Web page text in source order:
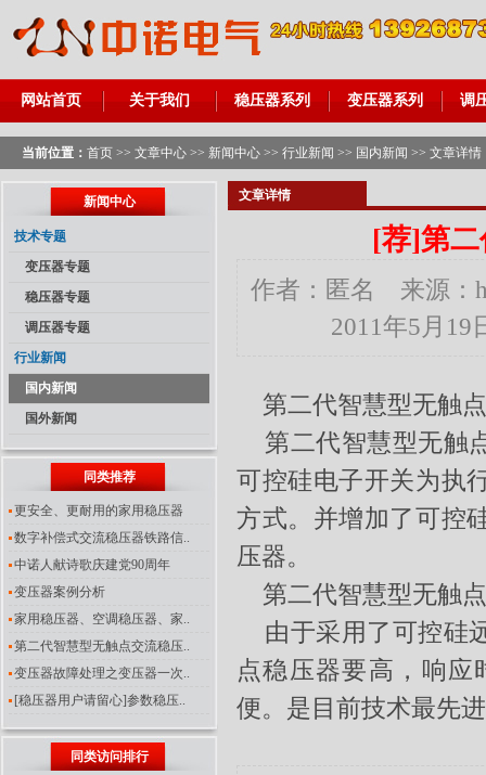
网站首页 关于我们 稳压器系列 变压器系列 调
当前位置： 首页 >> 文章中心 >> 新闻中心 >> 行业新闻 >> 国内新闻 >> 文章详情
新闻中心
技术专题
变压器专题
稳压器专题
调压器专题
行业新闻
国内新闻
国外新闻
同类推荐
更安全、更耐用的家用稳压器
数字补偿式交流稳压器铁路信..
中诺人献诗歌庆建党90周年
变压器案例分析
家用稳压器、空调稳压器、家..
第二代智慧型无触点交流稳压..
变压器故障处理之变压器一次..
[稳压器用户请留心]参数稳压..
同类访问排行
文章详情
[荐]第
作者：匿名 来源：
2011年5月
第二代智慧型无触
第二代智慧型无触
可控硅电子开关为执
方式。并增加了可控
压器。
第二代智慧型无触
由于采用了可控硅
点稳压器要高，响
便。是目前技术最先